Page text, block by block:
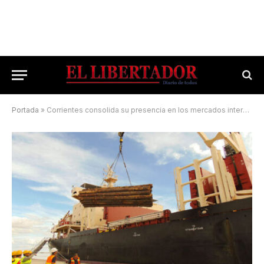
Portada » Corrientes consolida su presencia en los mercados internacionales